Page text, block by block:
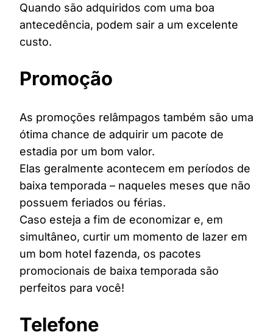
Quando são adquiridos com uma boa
antecedência, podem sair a um excelente
custo.
Promoção
As promoções relâmpagos também são uma
ótima chance de adquirir um pacote de
estadia por um bom valor.
Elas geralmente acontecem em períodos de
baixa temporada – naqueles meses que não
possuem feriados ou férias.
Caso esteja a fim de economizar e, em
simultâneo, curtir um momento de lazer em
um bom hotel fazenda, os pacotes
promocionais de baixa temporada são
perfeitos para você!
Telefone